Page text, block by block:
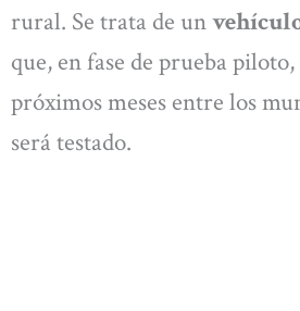
rural. Se trata de un
que, en fase de prueba
próximos meses entre los
será testado.